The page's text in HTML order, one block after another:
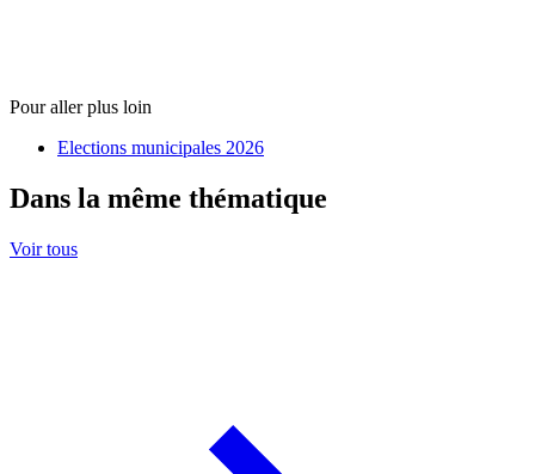
Pour aller plus loin
Elections municipales 2026
Dans la même thématique
Voir tous